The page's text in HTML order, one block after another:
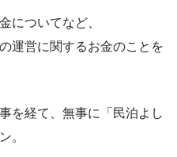
についてなど、
運営に関するお金のことを
を経て、無事に「民泊よし
。